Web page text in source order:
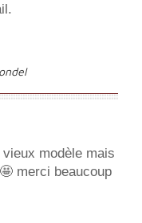
vieux modèle mais
merci beaucoup